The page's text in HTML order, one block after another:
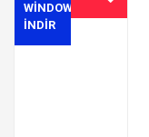
WINDOWS
INDIR